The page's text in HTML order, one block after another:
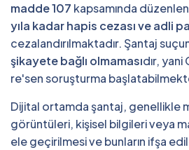
madde 107 kapsamında
yıla kadar hapis cezası ve adli
cezalandırılmaktadır. Şantaj
şikayete bağlı olmamasıdır, yani
re'sen soruşturma
Dijital ortamda şantaj, genellikle
görüntüleri, kişisel bilgileri veya
ele geçirilmesi ve bunların ifşa